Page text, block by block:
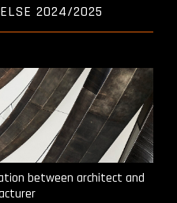
2024/2025
between architect and